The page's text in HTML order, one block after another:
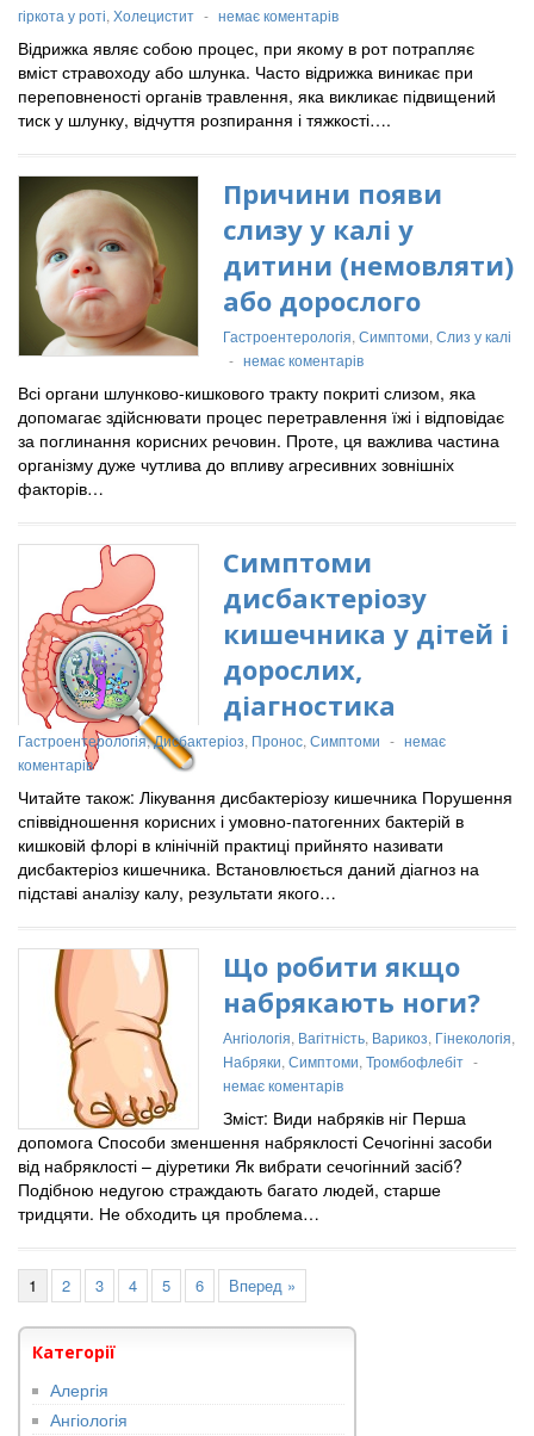
гіркота у роті, Холецистит - немає коментарів
Відрижка являє собою процес, при якому в рот потрапляє
вміст стравоходу або шлунка. Часто відрижка виникає при
переповненості органів травлення, яка викликає підвищений
тиск у шлунку, відчуття розпирання і тяжкості….
Причини появи
слизу у калі у
дитини (немовляти)
або дорослого
Гастроентерологія, Симптоми, Слиз у калі
- немає коментарів
Всі органи шлунково-кишкового тракту покриті слизом, яка
допомагає здійснювати процес перетравлення їжі і відповідає
за поглинання корисних речовин. Проте, ця важлива частина
організму дуже чутлива до впливу агресивних зовнішніх
факторів…
Симптоми
дисбактеріозу
кишечника у дітей і
дорослих,
діагностика
Гастроентерологія,Дисбактеріоз, Пронос, Симптоми - немає
коментарів
Читайте також: Лікування дисбактеріозу кишечника Порушення
співвідношення корисних і умовно-патогенних бактерій в
кишковій флорі в клінічній практиці прийнято називати
дисбактеріоз кишечника. Встановлюється даний діагноз на
підставі аналізу калу, результати якого…
Що робити якщо
набрякають ноги?
Ангіологія, Вагітність, Варикоз, Гінекологія,
Набряки, Симптоми, Тромбофлебіт -
немає коментарів
Зміст: Види набряків ніг Перша
допомога Способи зменшення набряклості Сечогінні засоби
від набряклості – діуретики Як вибрати сечогінний засіб?
Подібною недугою страждають багато людей, старше
тридцяти. Не обходить ця проблема…
1 2 3 4 5 6 Вперед »
Категорії
Алергія
Ангіологія